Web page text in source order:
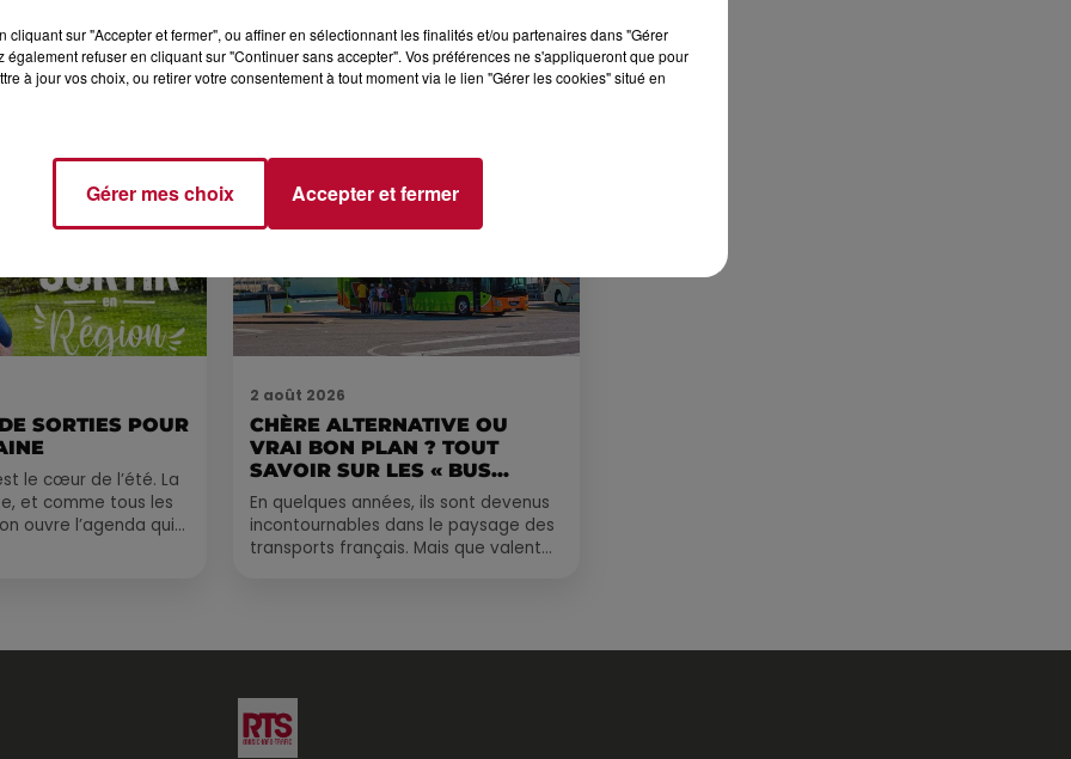
DE SNORKELING À
EXPLORER...
Pas besoin de bouteilles de plongée
lourdes ni de diplômes complexes
SORTIES POUR
le cœur de l’été. La
et comme tous les
ouvre l’agenda qui
2 août 2026
CHÈRE ALTERNATIVE OU
VRAI BON PLAN ? TOUT
SAVOIR SUR LES « BUS...
En quelques années, ils sont devenus
incontournables dans le paysage des
transports français. Mais que valent
cliquant sur "Accepter et fermer", ou affiner en sélectionnant les finalités et/ou partenaires dans "Gérer
également refuser en cliquant sur "Continuer sans accepter". Vos préférences ne s'appliqueront que pour
à jour vos choix, ou retirer votre consentement à tout moment via le lien "Gérer les cookies" situé en
Gérer mes choix Accepter et fermer